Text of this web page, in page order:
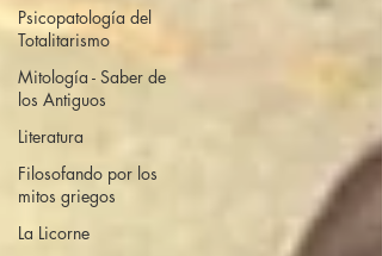
Psicopatología del
Totalitarismo
Mitología - Saber de
los Antiguos
Literatura
Filosofando por los
mitos griegos
La Licorne